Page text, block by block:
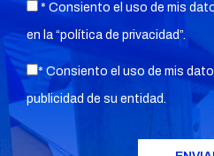
* Consiento el uso de mis
en la “política de privacidad”.
* Consiento el uso de mis
publicidad de su entidad.